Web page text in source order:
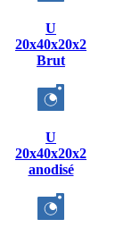
U
20x40x20x2
Brut
U
20x40x20x2
anodisé